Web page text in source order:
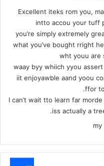
Excellent iteks rom you,
intto accou your tuff
you’re simply extremely
what you’ve bought rright
wht youu are
waay byy whiich yyou assert
iit enjoyawble aand yoou
ffor
I can’t wait tto learn far
iss actually a